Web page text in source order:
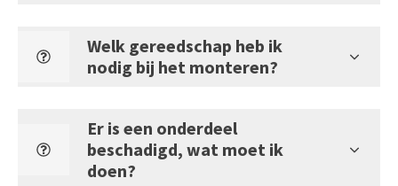
Welk gereedschap heb ik
nodig bij het monteren?
Er is een onderdeel
beschadigd, wat moet ik
doen?